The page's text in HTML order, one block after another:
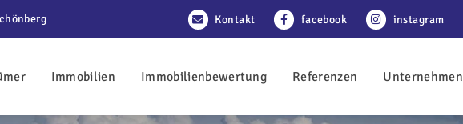
Kontakt facebook instagram
Immobilien Immobilienbewertung Referenzen Unternehmen